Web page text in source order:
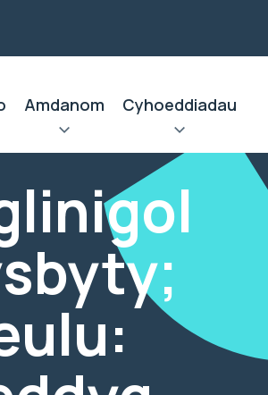
Amdanom Cyhoeddiadau